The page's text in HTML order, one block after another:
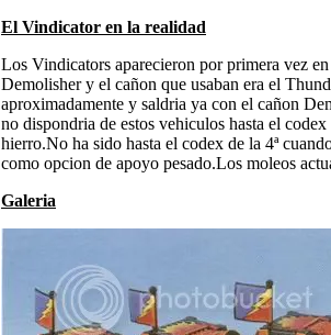
El Vindicator en la realidad
Los Vindicators aparecieron por primera vez
Demolisher y el cañon que usaban era el
aproximadamente y saldria ya con el cañon
no dispondria de estos vehiculos hasta el
hierro.No ha sido hasta el codex de la 4ª
como opcion de apoyo pesado.Los moleos
Galeria